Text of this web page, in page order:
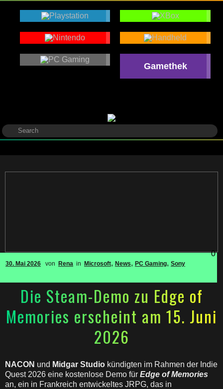
Gamethek
30. Mai 2026 von Rena in Microsoft, News, PC Gaming, Sony
0
Die Steam-Demo zu Edge of
Memories erscheint am 15. Juni
2026
NACON und Midgar Studio kündigten im Rahmen der Indie
Quest 2026 eine kostenlose Demo für Edge of Memories
an, ein in Frankreich entwickeltes JRPG, das in